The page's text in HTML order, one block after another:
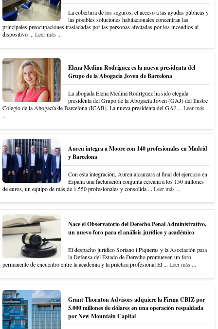
La cobertura de los seguros, el acceso a las ayudas públicas y
las posibles soluciones habitacionales concentran las
principales preocupaciones trasladadas por las personas afectadas por los incendios al
dispositivo ... Leer más ...
Elena Medina Rodríguez es la nueva presidenta del
Grupo de la Abogacía Joven de Barcelona
La abogada Elena Medina Rodríguez ha sido elegida
presidenta del Grupo de la Abogacía Joven (GAJ) del Ilustre
Colegio de la Abogacía de Barcelona (ICAB). La nueva presidenta del GAJ ... Leer más
...
Auren integra a Moore con 140 profesionales en Madrid
y Barcelona
Con esta integración, Auren alcanzará al final del ejercicio en
España una facturación conjunta cercana a los 150 millones
de euros, un equipo de más de 1.550 profesionales y consolida ... Leer más ...
Nace el Observatorio del Derecho Penal Administrativo,
un nuevo foro para el análisis jurídico y académico
El despacho jurídico Soriano i Piqueras y la Asociación para
la Defensa del Estado de Derecho promueven un foro
permanente de encuentro entre la academia y la práctica profesional El ... Leer más ...
Grant Thornton Advisors adquiere la Firma CBIZ por
5.000 millones de dólares en una operación respaldada
por New Mountain Capital